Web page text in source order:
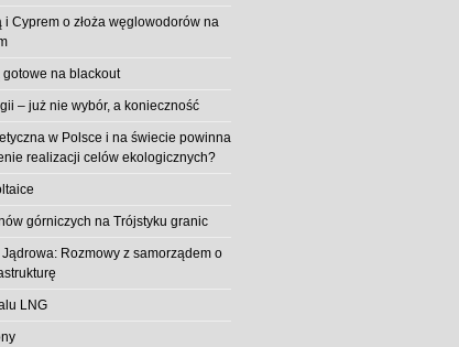
i Cyprem o złoża węglowodorów na
gotowe na blackout
– już nie wybór, a konieczność
w Polsce i na świecie powinna
realizacji celów ekologicznych?
górniczych na Trójstyku granic
Rozmowy z samorządem o
LNG